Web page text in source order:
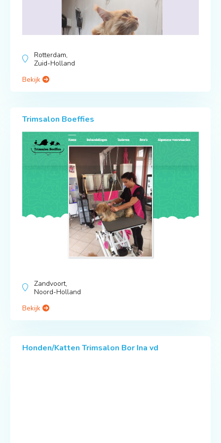
Rotterdam,
Zuid-Holland
Bekijk
Trimsalon Boeffies
Zandvoort,
Noord-Holland
Bekijk
Honden/Katten Trimsalon Bor Ina vd